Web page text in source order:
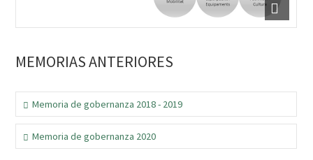
MEMORIAS ANTERIORES
Memoria de gobernanza 2018 - 2019
Memoria de gobernanza 2020